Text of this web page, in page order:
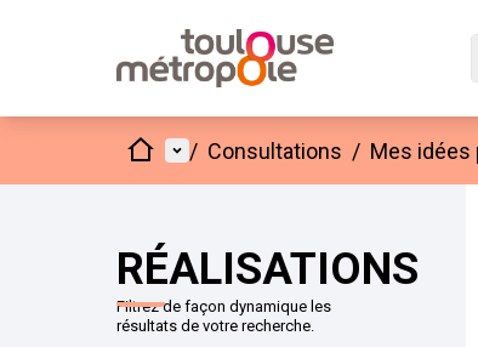
AccueilMenu principal
/ Consultations / Mes idées
RÉALISATIONS
Filtrez de façon dynamique les
résultats de votre recherche.